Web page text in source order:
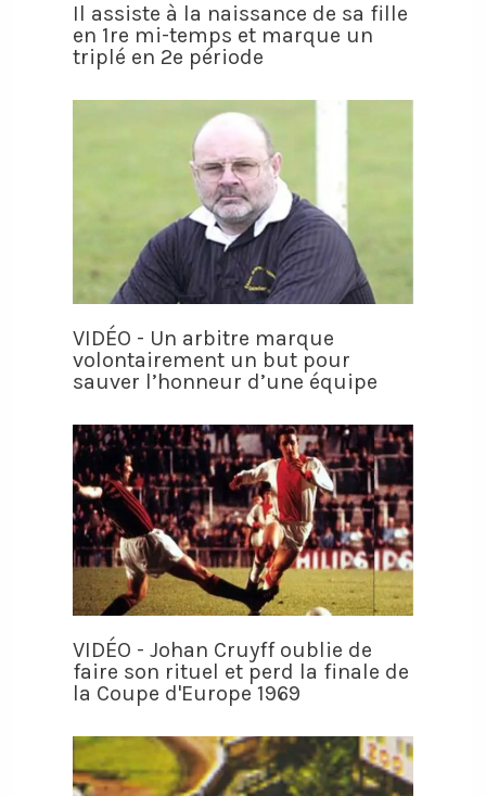
Il assiste à la naissance de sa fille
en 1re mi-temps et marque un
triplé en 2e période
VIDÉO - Un arbitre marque
volontairement un but pour
sauver l’honneur d’une équipe
VIDÉO - Johan Cruyff oublie de
faire son rituel et perd la finale de
la Coupe d'Europe 1969